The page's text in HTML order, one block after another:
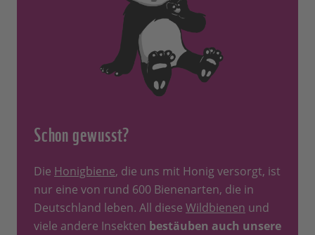
Schon gewusst?
Die Honigbiene, die uns mit Honig versorgt, ist
nur eine von rund 600 Bienenarten, die in
Deutschland leben. All diese Wildbienen und
viele andere Insekten bestäuben auch unsere